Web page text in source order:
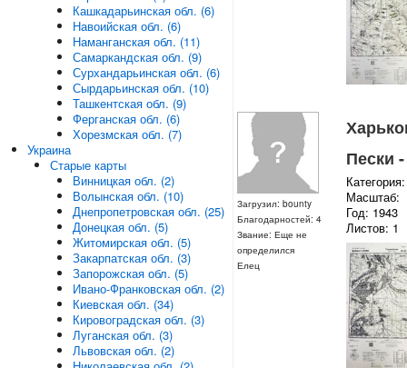
Загрузил: bounty
Благодарностей: 4
Звание: Еще не
определился
Елец
Пески
Масштаб:
Год: 1943
Листов: 1
Кашкадарьинская обл. (6)
Навоийская обл. (6)
Наманганская обл. (11)
Самаркандская обл. (9)
Сурхандарьинская обл. (6)
Сырдарьинская обл. (10)
Ташкентская обл. (9)
Ферганская обл. (6)
Хорезмская обл. (7)
Украина
Старые карты
Винницкая обл. (2)
Волынская обл. (10)
Днепропетровская обл. (25)
Донецкая обл. (5)
Житомирская обл. (5)
Закарпатская обл. (3)
Запорожская обл. (5)
Ивано-Франковская обл. (2)
Киевская обл. (34)
Кировоградская обл. (3)
Луганская обл. (3)
Львовская обл. (2)